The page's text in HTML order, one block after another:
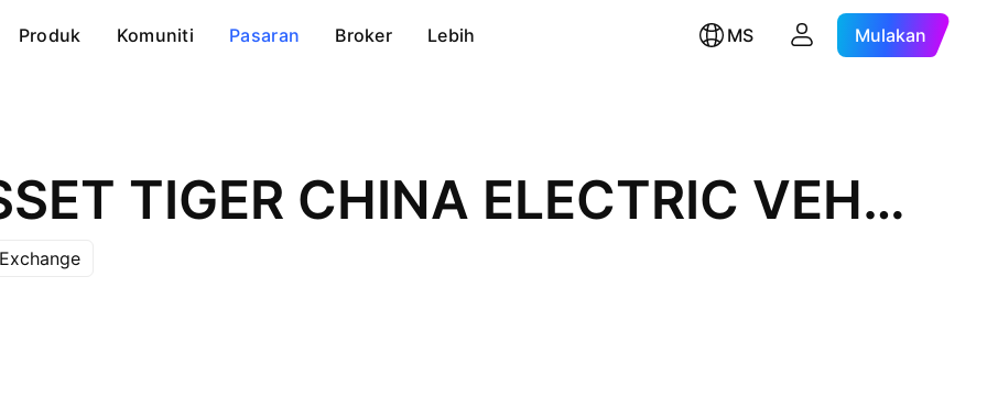
Produk Komuniti Pasaran Broker Lebih MS Mulakan
MIRAE ASSET TIGER CHINA ELECTRIC VEHICLE SOLACTIVE ETF